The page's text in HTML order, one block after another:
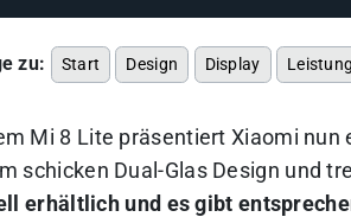
zu: Start Design Display Leistung
Mi 8 Lite präsentiert Xiaomi
schicken Dual-Glas Design und
erhältlich und es gibt